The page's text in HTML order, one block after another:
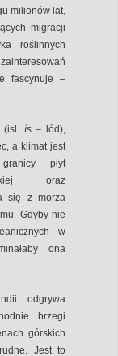
milionów lat,
migracji
roślinnych
fascynuje –
(isl. ís– lód),
a klimat jest
płyt
oraz
się z morza
Gdyby nie
w
ona
odgrywa
brzegi
górskich
Jest to